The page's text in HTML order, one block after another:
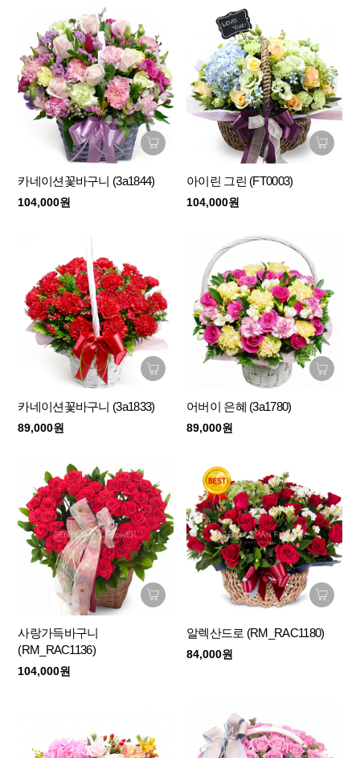
카네이션꽃바구니 (3a1844)
104,000원
아이린 그린 (FT0003)
104,000원
카네이션꽃바구니 (3a1833)
89,000원
어버이 은혜 (3a1780)
89,000원
사랑가득바구니
(RM_RAC1136)
104,000원
알렉산드로 (RM_RAC1180)
84,000원